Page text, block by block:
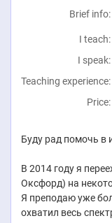
Brief info:
I teach:
I speak:
Teaching experience:
Price:
Буду рад помочь в
В 2014 году я
Оксфорд) на
Я преподаю уже
охватил весь